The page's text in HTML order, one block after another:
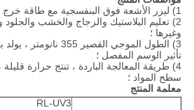
1) ليزر الأشعة فوق البنفسجية مع طاقة خرج 3 واط ؛
2) تعليم البلاستيك والزجاج والخشب والجلود
وغيرها ؛
3) الطول الموجي القصير
تأثير الوسم المفصل ؛
4) طريقة المعالجة الباردة ، تنتج حرارة
سطح المواد ؛
معلمة المنتج
RL-UV3